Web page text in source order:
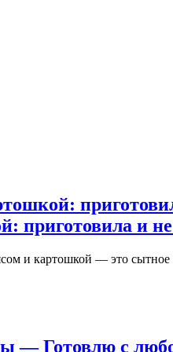
приготовила и
и картошкой — это сытное
— Готовлю с